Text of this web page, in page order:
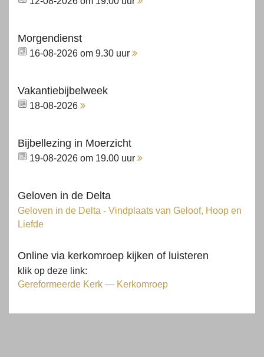
Morgendienst
16-08-2026 om 9.30 uur
Vakantiebijbelweek
18-08-2026
Bijbellezing in Moerzicht
19-08-2026 om 19.00 uur
Geloven in de Delta
Geloven in de Delta - Vindplaats van Geloof, Hoop en
Liefde
Online via kerkomroep kijken of luisteren
klik op deze link:
Gereformeerde Kerk — Kerkomroep